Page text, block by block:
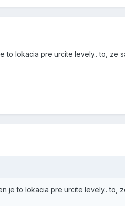
lokacia pre urcite levely.. to, ze
je to lokacia pre urcite levely.. to,